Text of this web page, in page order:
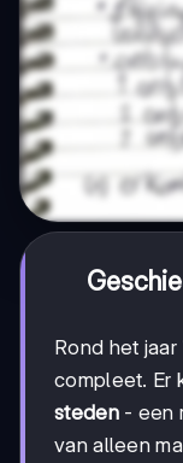
Rond het jaar
compleet. Er
steden- een
van alleen